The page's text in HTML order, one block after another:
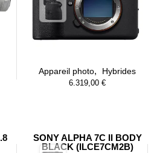
Appareil photo,
Hybrides
6.319,00€
SONY ALPHA 7C II BODY
BLACK (ILCE7CM2B)